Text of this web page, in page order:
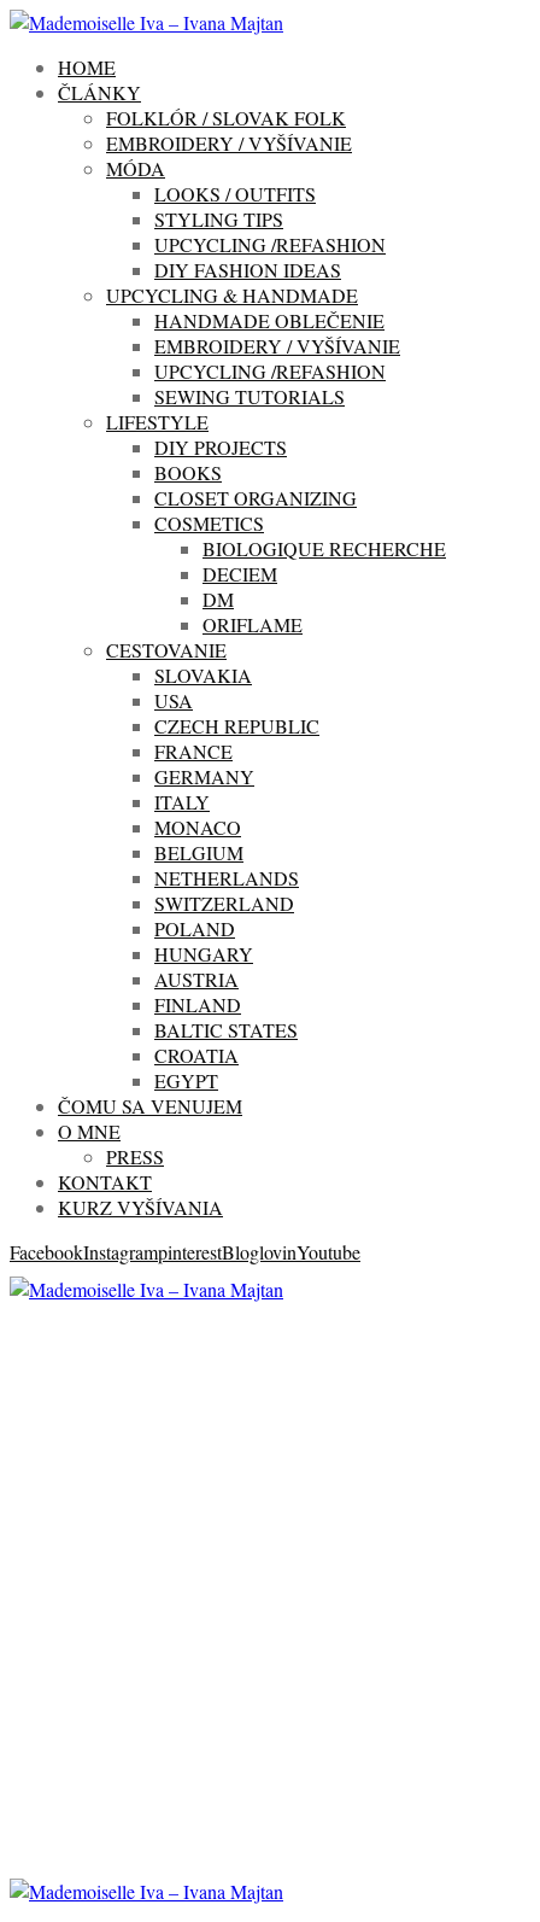
HOME
ČLÁNKY
FOLKLÓR / SLOVAK FOLK
EMBROIDERY / VYŠÍVANIE
MÓDA
LOOKS / OUTFITS
STYLING TIPS
UPCYCLING /REFASHION
DIY FASHION IDEAS
UPCYCLING & HANDMADE
HANDMADE OBLEČENIE
EMBROIDERY / VYŠÍVANIE
UPCYCLING /REFASHION
SEWING TUTORIALS
LIFESTYLE
DIY PROJECTS
BOOKS
CLOSET ORGANIZING
COSMETICS
BIOLOGIQUE RECHERCHE
DECIEM
DM
ORIFLAME
CESTOVANIE
SLOVAKIA
USA
CZECH REPUBLIC
FRANCE
GERMANY
ITALY
MONACO
BELGIUM
NETHERLANDS
SWITZERLAND
POLAND
HUNGARY
AUSTRIA
FINLAND
BALTIC STATES
CROATIA
EGYPT
ČOMU SA VENUJEM
O MNE
PRESS
KONTAKT
KURZ VYŠÍVANIA
FacebookInstagrampinterestBloglovinYoutube